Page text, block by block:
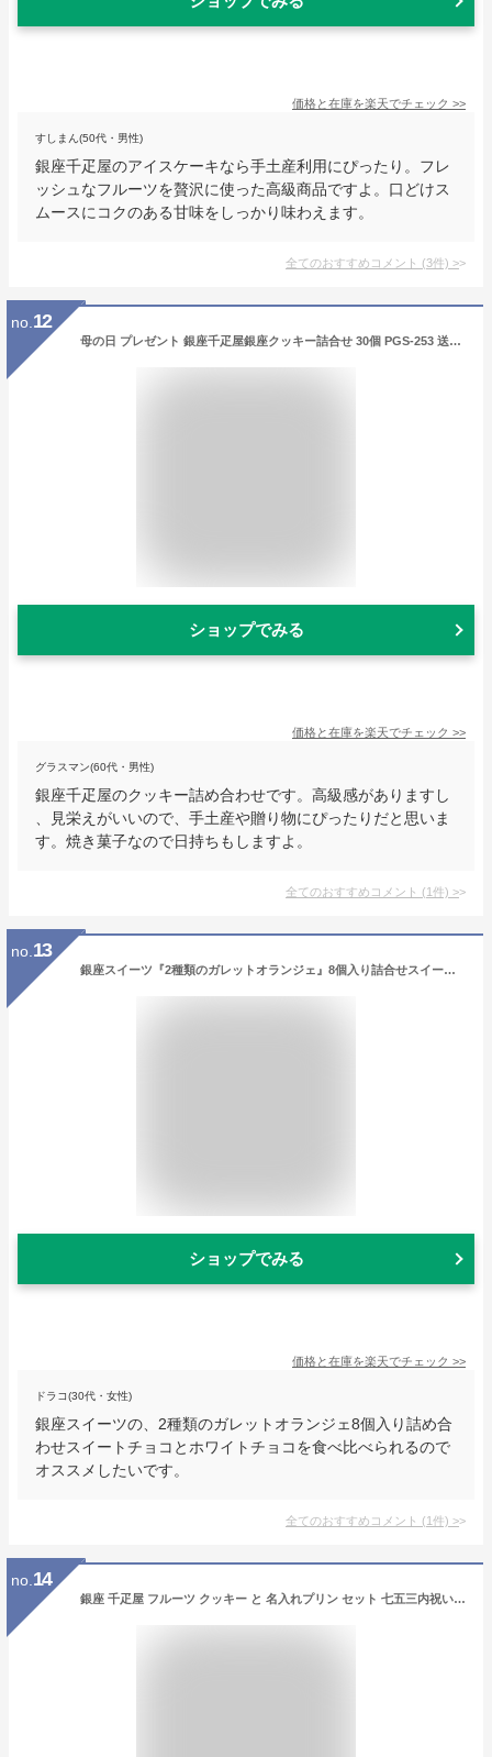
価格と在庫を楽天でチェック >>
すしまん(50代・男性)
銀座千疋屋のアイスケーキなら手土産利用にぴったり。フレ
ッシュなフルーツを贅沢に使った高級商品ですよ。口どけス
ムースにコクのある甘味をしっかり味わえます。
全てのおすすめコメント (3件) >
no. 12
母の日 プレゼント 銀座千疋屋銀座クッキー詰合せ 30個 PGS-253 送料無料 メーカー直送 内祝い 出産内祝い 結婚内祝い お返し お菓子 ギフト
ショップでみる
価格と在庫を楽天でチェック >>
グラスマン(60代・男性)
銀座千疋屋のクッキー詰め合わせです。高級感がありますし
、見栄えがいいので、手土産や贈り物にぴったりだと思いま
す。焼き菓子なので日持ちもしますよ。
全てのおすすめコメント (1件) >
no. 13
銀座スイーツ『2種類のガレットオランジェ』8個入り詰合せスイートチョコとホワイトチョコを食べ比べてみて下さい【内祝い】
ショップでみる
価格と在庫を楽天でチェック >>
ドラコ(30代・女性)
銀座スイーツの、2種類のガレットオランジェ8個入り詰め合
わせスイートチョコとホワイトチョコを食べ比べられるので
オススメしたいです。
全てのおすすめコメント (1件) >
no. 14
銀座 千疋屋 フルーツ クッキー と 名入れプリン セット 七五三内祝い 七五三お返し k結婚内祝い 七五三 結婚 内祝い 入学祝い 1歳誕生日 初節句 結婚祝い お返し 七五三 写真付き 千疋屋ギフトセット スイーツギフト セットSweets gift (AD) [名入れB]軽 成人式 桃の節句